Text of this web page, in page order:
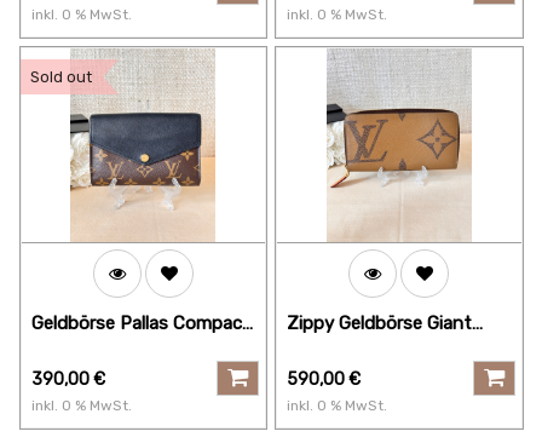
inkl. 0 % MwSt. inkl. 0 % MwSt.
Sold out
Geldbörse Pallas Compact
390,00€
inkl. 0 % MwSt.
Zippy Geldbörse Giant
590,00€
inkl. 0 % MwSt.